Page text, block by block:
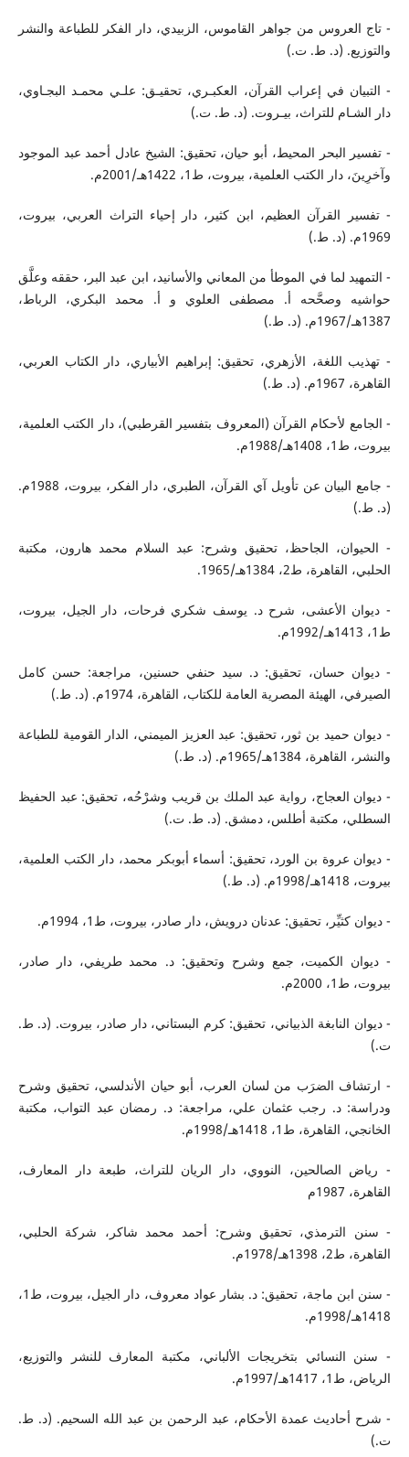
- تاج العروس من جواهر القاموس، الزبيدي، دار الفكر للطباعة والنشر
والتوزيع. (د. ط. ت.)
- التبيان في إعراب القرآن، العكبـري، تحقيـق: علـي محمـد البجـاوي،
دار الشـام للتراث، بيـروت. (د. ط. ت.)
- تفسير البحر المحيط، أبو حيان، تحقيق: الشيخ عادل أحمد عبد الموجود
وآخرِينَ، دار الكتب العلمية، بيروت، ط1، 1422هـ/2001م.
- تفسير القرآن العظيم، ابن كثير، دار إحياء التراث العربي، بيروت،
1969م. (د. ط.)
- التمهيد لما في الموطأ من المعاني والأسانيد، ابن عبد البر، حققه وعلَّق
حواشيه وصحَّحه أ. مصطفى العلوي و أ. محمد البكري، الرباط،
1387هـ/1967م. (د. ط.)
- تهذيب اللغة، الأزهري، تحقيق: إبراهيم الأبياري، دار الكتاب العربي،
القاهرة، 1967م. (د. ط.)
- الجامع لأحكام القرآن (المعروف بتفسير القرطبي)، دار الكتب العلمية،
بيروت، ط1، 1408هـ/1988م.
- جامع البيان عن تأويل آي القرآن، الطبري، دار الفكر، بيروت، 1988م.
(د. ط.)
- الحيوان، الجاحظ، تحقيق وشرح: عبد السلام محمد هارون، مكتبة
الحلبي، القاهرة، ط2، 1384هـ/1965.
- ديوان الأعشى، شرح د. يوسف شكري فرحات، دار الجيل، بيروت،
ط1، 1413هـ/1992م.
- ديوان حسان، تحقيق: د. سيد حنفي حسنين، مراجعة: حسن كامل
الصيرفي، الهيئة المصرية العامة للكتاب، القاهرة، 1974م. (د. ط.)
- ديوان حميد بن ثور، تحقيق: عبد العزيز الميمني، الدار القومية للطباعة
والنشر، القاهرة، 1384هـ/1965م. (د. ط.)
- ديوان العجاج، رواية عبد الملك بن قريب وشرْحُه، تحقيق: عبد الحفيظ
السطلي، مكتبة أطلس، دمشق. (د. ط. ت.)
- ديوان عروة بن الورد، تحقيق: أسماء أبوبكر محمد، دار الكتب العلمية،
بيروت، 1418هـ/1998م. (د. ط.)
- ديوان كثيِّر، تحقيق: عدنان درويش، دار صادر، بيروت، ط1، 1994م.
- ديوان الكميت، جمع وشرح وتحقيق: د. محمد طريفي، دار صادر،
بيروت، ط1، 2000م.
- ديوان النابغة الذبياني، تحقيق: كرم البستاني، دار صادر، بيروت. (د. ط.
ت.)
- ارتشاف الضرَب من لسان العرب، أبو حيان الأندلسي، تحقيق وشرح
ودراسة: د. رجب عثمان علي، مراجعة: د. رمضان عبد التواب، مكتبة
الخانجي، القاهرة، ط1، 1418هـ/1998م.
- رياض الصالحين، النووي، دار الريان للتراث، طبعة دار المعارف،
القاهرة، 1987م
- سنن الترمذي، تحقيق وشرح: أحمد محمد شاكر، شركة الحلبي،
القاهرة، ط2، 1398هـ/1978م.
- سنن ابن ماجة، تحقيق: د. بشار عواد معروف، دار الجيل، بيروت، ط1،
1418هـ/1998م.
- سنن النسائي بتخريجات الألباني، مكتبة المعارف للنشر والتوزيع،
الرياض، ط1، 1417هـ/1997م.
- شرح أحاديث عمدة الأحكام، عبد الرحمن بن عبد الله السحيم. (د. ط.
ت.)